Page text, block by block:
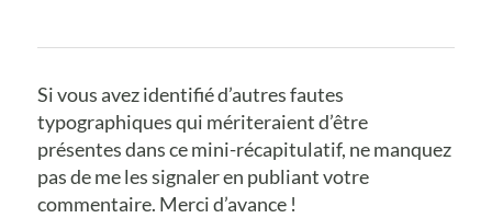
Si vous avez identifié d’autres fautes
typographiques qui mériteraient d’être
présentes dans ce mini-récapitulatif, ne manquez
pas de me les signaler en publiant votre
commentaire. Merci d’avance !